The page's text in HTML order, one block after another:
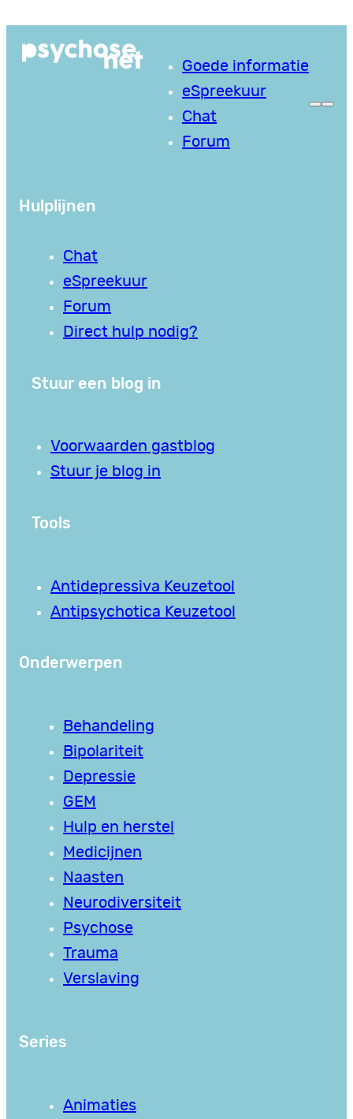
naar
Goede informatie
eSpreekuur
Chat
Forum
Hulplijnen
Chat
eSpreekuur
Forum
Direct hulp nodig?
Stuur een blog in
Voorwaarden gastblog
Stuur je blog in
Tools
Antidepressiva Keuzetool
Antipsychotica Keuzetool
Onderwerpen
Behandeling
Bipolariteit
Depressie
GEM
Hulp en herstel
Medicijnen
Naasten
Neurodiversiteit
Psychose
Trauma
Verslaving
Series
Animaties